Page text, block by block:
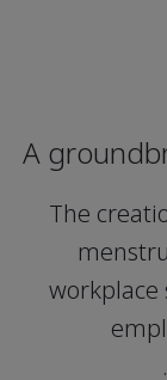
A
The